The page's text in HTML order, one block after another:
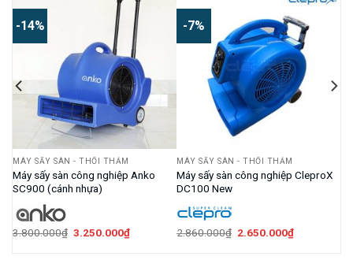
-14%
MÁY SẤY SÀN - THỔI THẢM
Máy sấy sàn công nghiệp Anko
SC900 (cánh nhựa)
3.800.000₫ Giá
3.250.000₫Giá
-7%
MÁY SẤY SÀN - THỔI THẢM
Máy sấy sàn công nghiệp CleproX
DC100 New
2.860.000₫ Giá
2.650.000₫Giá